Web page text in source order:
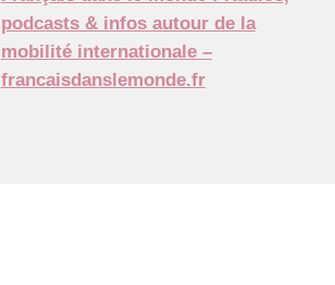
podcasts & infos autour de la
mobilité internationale –
francaisdanslemonde.fr